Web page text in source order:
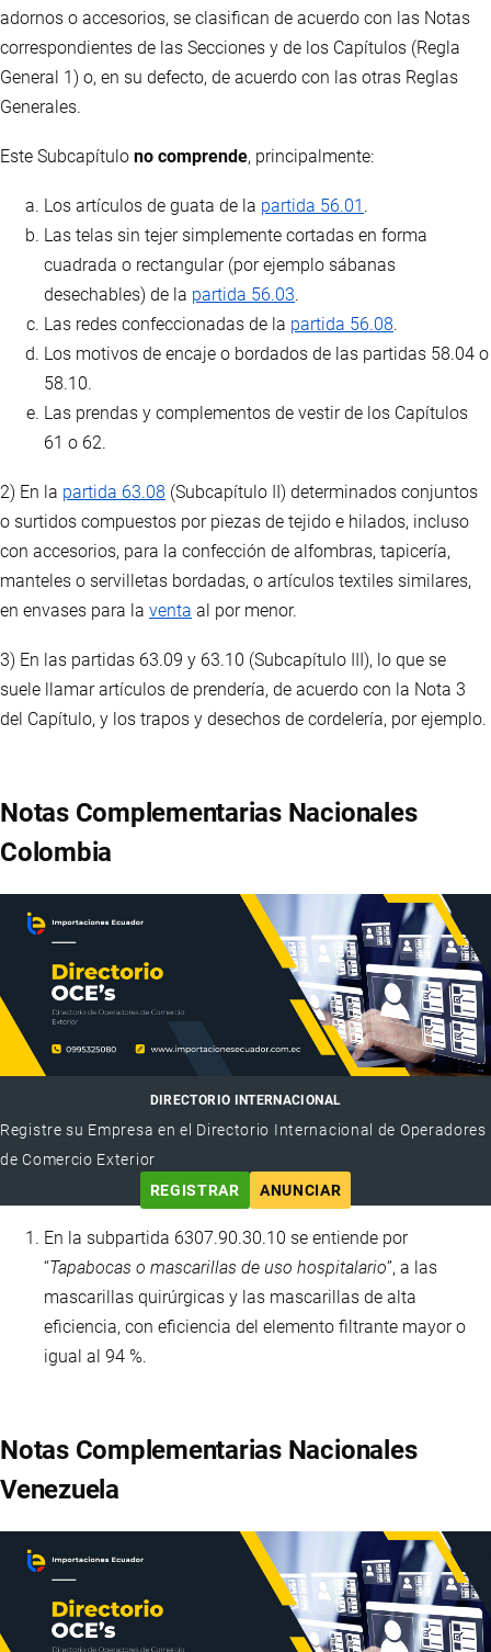
adornos o accesorios, se clasifican de acuerdo con las Notas
correspondientes de las Secciones y de los Capítulos (Regla
General 1) o, en su defecto, de acuerdo con las otras Reglas
Generales.
Este Subcapítulo no comprende, principalmente:
Los artículos de guata de la partida 56.01 .
Las telas sin tejer simplemente cortadas en forma
cuadrada o rectangular (por ejemplo sábanas
desechables) de la partida 56.03.
Las redes confeccionadas de la partida 56.08.
Los motivos de encaje o bordados de las partidas 58.04 o
58.10.
Las prendas y complementos de vestir de los Capítulos
61 o 62.
2) En la partida 63.08 (Subcapítulo II) determinados conjuntos
o surtidos compuestos por piezas de tejido e hilados, incluso
con accesorios, para la confección de alfombras, tapicería,
manteles o servilletas bordadas, o artículos textiles similares,
en envases para la venta al por menor.
3) En las partidas 63.09 y 63.10 (Subcapítulo III), lo que se
suele llamar artículos de prendería, de acuerdo con la Nota 3
del Capítulo, y los trapos y desechos de cordelería, por ejemplo.
Notas Complementarias Nacionales
Colombia
DIRECTORIO INTERNACIONAL
Registre su Empresa en el Directorio Internacional de Operadores
de Comercio Exterior
REGISTRAR
ANUNCIAR
En la subpartida 6307.90.30.10 se entiende por
“Tapabocas o mascarillas de uso hospitalario”, a las
mascarillas quirúrgicas y las mascarillas de alta
eficiencia, con eficiencia del elemento filtrante mayor o
igual al 94 %.
Notas Complementarias Nacionales
Venezuela